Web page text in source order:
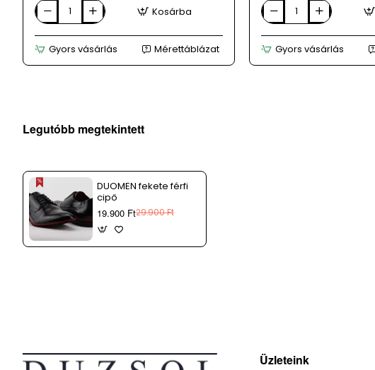
Aktív
alkalmi
barna
férfi
Kosárba
Gyors vásárlás Mérettáblázat
Aktív
alkalmi
fekete
férfiGyors vásárlás
Legutóbb megtekintett
DUOMEN fekete férfi
cipő
19.900 Ft29.900 Ft
Üzleteink